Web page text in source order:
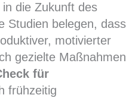
die Zukunft des
Studien belegen, dass
motivierter
gezielte Maßnahmen
für
frühzeitig